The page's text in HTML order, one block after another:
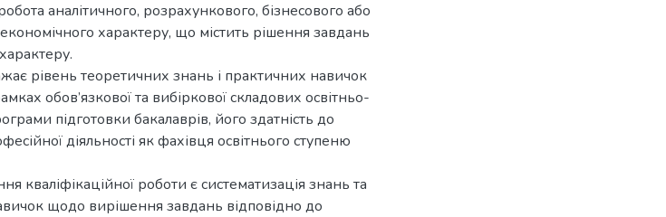
аналітичного, розрахункового, бізнесового або
характеру, що містить рішення завдань
рівень теоретичних знань і практичних навичок
обов’язкової та вибіркової складових освітньо-
підготовки бакалаврів, його здатність до
діяльності як фахівця освітнього ступеню
кваліфікаційної роботи є систематизація знань та
щодо вирішення завдань відповідно до